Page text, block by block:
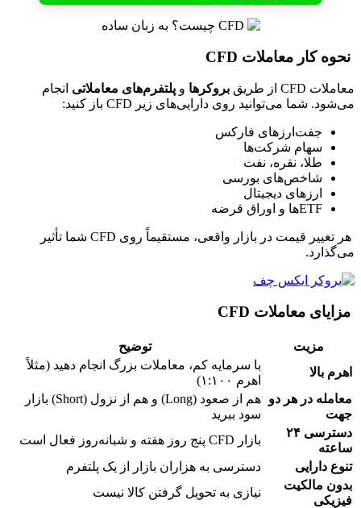
نحوه کار معاملات CFD
معاملات CFD از طریق بروکرها و پلتفرم‌های معاملاتی انجام
می‌شود. شما می‌توانید روی دارایی‌های زیر CFD باز کنید:
جفت‌ارزهای فارکس
سهام شرکت‌ها
طلا، نقره، نفت
شاخص‌های بورسی
ارزهای دیجیتال
ETFها و اوراق قرضه
هر تغییر قیمت در بازار واقعی، مستقیماً روی CFD شما تأثیر
می‌گذارد.
مزایای معاملات CFD
مزیت
توضیح
اهرم بالا
با سرمایه کم، معاملات بزرگ انجام دهید (مثلاً
اهرم ۱:۱۰۰)
معامله در هر دو
جهت
هم از صعود (Long) و هم از نزول (Short) بازار
سود ببرید
دسترسی ۲۴
ساعته
بازار CFD پنج روز هفته و شبانه‌روز فعال است
تنوع دارایی
دسترسی به هزاران بازار از یک پلتفرم
بدون مالکیت
فیزیکی
نیازی به تحویل گرفتن کالا نیست